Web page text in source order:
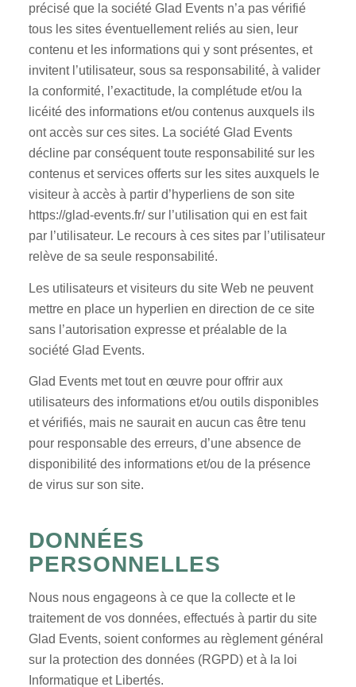
précisé que la société Glad Events n’a pas vérifié
tous les sites éventuellement reliés au sien, leur
contenu et les informations qui y sont présentes, et
invitent l’utilisateur, sous sa responsabilité, à valider
la conformité, l’exactitude, la complétude et/ou la
licéité des informations et/ou contenus auxquels ils
ont accès sur ces sites. La société Glad Events
décline par conséquent toute responsabilité sur les
contenus et services offerts sur les sites auxquels le
visiteur à accès à partir d’hyperliens de son site
https://glad-events.fr/ sur l’utilisation qui en est fait
par l’utilisateur. Le recours à ces sites par l’utilisateur
relève de sa seule responsabilité.
Les utilisateurs et visiteurs du site Web ne peuvent
mettre en place un hyperlien en direction de ce site
sans l’autorisation expresse et préalable de la
société Glad Events.
Glad Events met tout en œuvre pour offrir aux
utilisateurs des informations et/ou outils disponibles
et vérifiés, mais ne saurait en aucun cas être tenu
pour responsable des erreurs, d’une absence de
disponibilité des informations et/ou de la présence
de virus sur son site.
DONNÉES
PERSONNELLES
Nous nous engageons à ce que la collecte et le
traitement de vos données, effectués à partir du site
Glad Events, soient conformes au règlement général
sur la protection des données (RGPD) et à la loi
Informatique et Libertés.